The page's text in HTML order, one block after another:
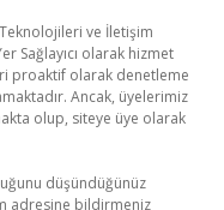
Teknolojileri ve İletişim
Sağlayıcı olarak hizmet
proaktif olarak denetleme
Ancak, üyelerimiz
olup, siteye üye olarak
düşündüğünüz
adresine bildirmeniz